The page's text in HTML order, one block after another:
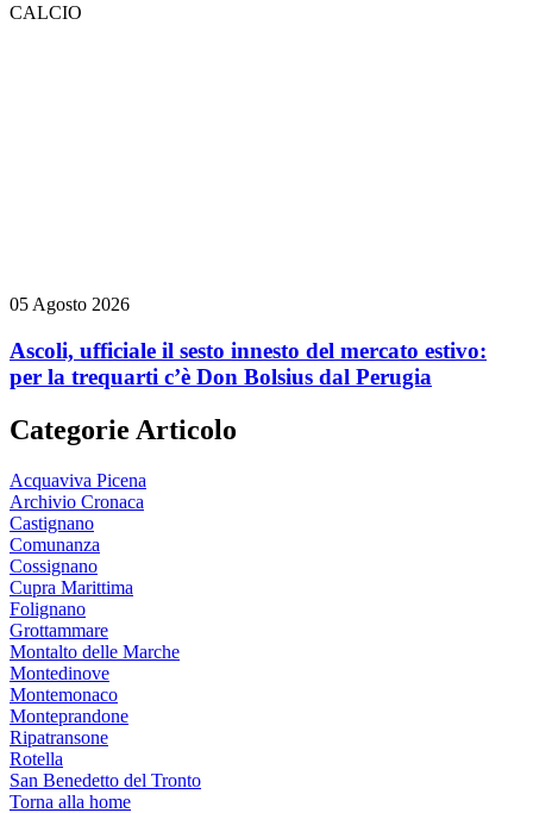
CALCIO
05 Agosto 2026
Ascoli, ufficiale il sesto innesto del mercato estivo:
per la trequarti c’è Don Bolsius dal Perugia
Categorie Articolo
Acquaviva Picena
Archivio Cronaca
Castignano
Comunanza
Cossignano
Cupra Marittima
Folignano
Grottammare
Montalto delle Marche
Montedinove
Montemonaco
Monteprandone
Ripatransone
Rotella
San Benedetto del Tronto
Torna alla home